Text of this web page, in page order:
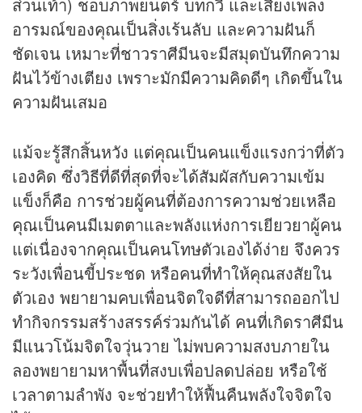
อารมณ์ของคุณเป็นสิ่งเร้นลับ และความฝันก็
ชัดเจน เหมาะที่ชาวราศีมีนจะมีสมุดบันทึกความ
ฝันไว้ข้างเตียง เพราะมักมีความคิดดีๆ เกิดขึ้นใน
ความฝันเสมอ
แม้จะรู้สึกสิ้นหวัง แต่คุณเป็นคนแข็งแรงกว่าที่ตัว
เองคิด ซึ่งวิธีที่ดีที่สุดที่จะได้สัมผัสกับความเข้ม
แข็งก็คือ การช่วยผู้คนที่ต้องการความช่วยเหลือ
คุณเป็นคนมีเมตตาและพลังแห่งการเยียวยาผู้คน
แต่เนื่องจากคุณเป็นคนโทษตัวเองได้ง่าย จึงควร
ระวังเพื่อนขี้ประชด หรือคนที่ทำให้คุณสงสัยใน
ตัวเอง พยายามคบเพื่อนจิตใจดีที่สามารถออกไป
ทำกิจกรรมสร้างสรรค์ร่วมกันได้ คนที่เกิดราศีมีน
มีแนวโน้มจิตใจวุ่นวาย ไม่พบความสงบภายใน
ลองพยายามหาพื้นที่สงบเพื่อปลดปล่อย หรือใช้
เวลาตามลำพัง จะช่วยทำให้ฟื้นคืนพลังใจจิตใจ